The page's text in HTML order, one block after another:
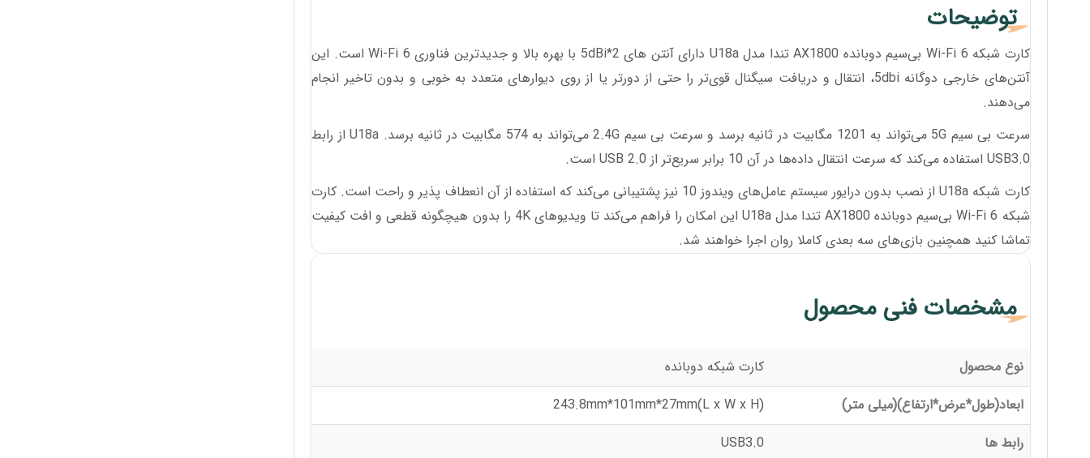
توضیحات
کارت شبکه Wi-Fi 6 بی‌سیم دوبانده AX1800 تندا مدل U18a دارای آنتن های 2*5dBi با بهره بالا و جدیدترین فناوری Wi-Fi 6 است. این
آنتن‌های خارجی دوگانه 5dbi، انتقال و دریافت سیگنال قوی‌تر را حتی از دورتر یا از روی دیوارهای متعدد به خوبی و بدون تاخیر انجام
می‌دهند.
سرعت بی سیم 5G می‌تواند به 1201 مگابیت در ثانیه برسد و سرعت بی سیم 2.4G می‌تواند به 574 مگابیت در ثانیه برسد. U18a از رابط
USB3.0 استفاده می‌کند که سرعت انتقال داده‌ها در آن 10 برابر سریع‌تر از USB 2.0 است.
کارت شبکه U18a از نصب بدون درایور سیستم عامل‌های ویندوز 10 نیز پشتیبانی می‌کند که استفاده از آن انعطاف پذیر و راحت است. کارت
شبکه Wi-Fi 6 بی‌سیم دوبانده AX1800 تندا مدل U18a این امکان را فراهم می‌کند تا ویدیوهای 4K را بدون هیچگونه قطعی و افت کیفیت
تماشا کنید همچنین بازی‌های سه بعدی کاملا روان اجرا خواهند شد.
مشخصات فنی محصول
نوع محصول
کارت شبکه دوبانده
ابعاد(طول*عرض*ارتفاع)(میلی متر)
243.8mm*101mm*27mm(L x W x H)
رابط ها
USB3.0